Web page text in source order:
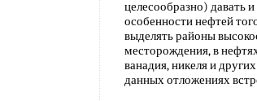
целесообразно) давать
особенности нефтей
выделять районы
месторождения, в
ванадия, никеля и
данных отложениях